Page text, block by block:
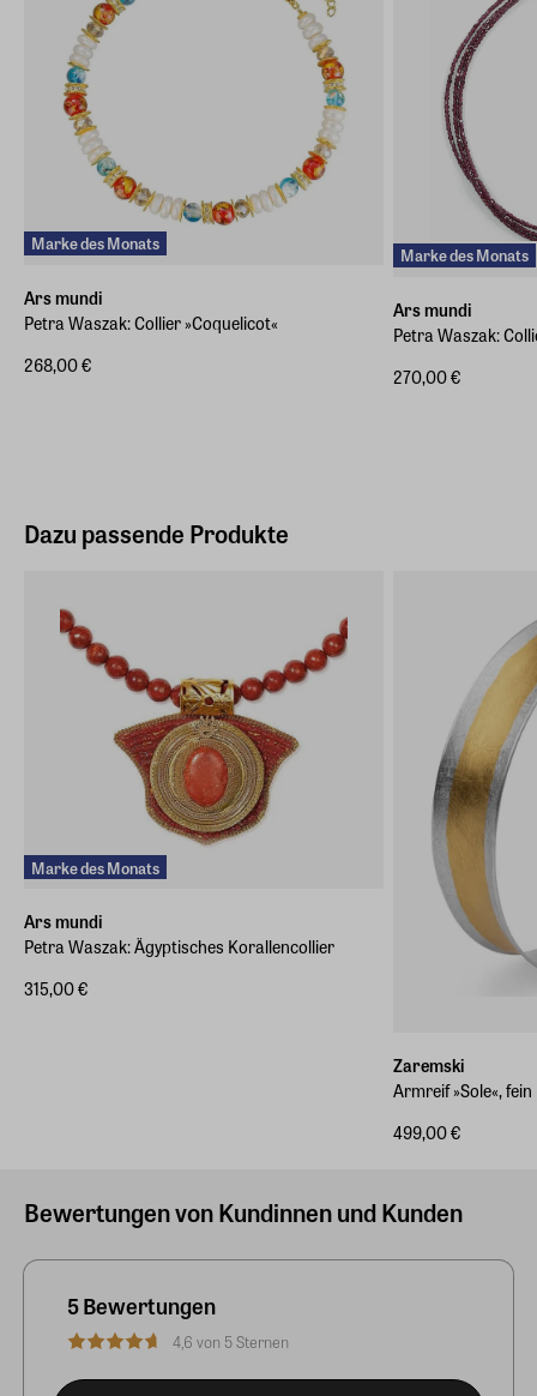
Marke des Monats
Ars mundi
Petra Waszak: Collier »Coquelicot«
268,00 €
Marke des Monats
Ars mundi
Petra Waszak:
270,00 €
Dazu passende Produkte
Marke des Monats
Ars mundi
Petra Waszak: Ägyptisches Korallencollier
315,00 €
Zaremski
Armreif »Sole«, fein
499,00 €
Bewertungen von Kundinnen und Kunden
5 Bewertungen
4,6 von 5 Sternen